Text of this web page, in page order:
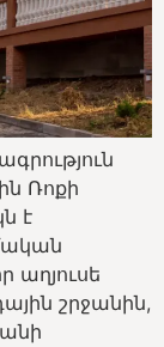
Ռոքի
է
աղյուսե
շրջանին,